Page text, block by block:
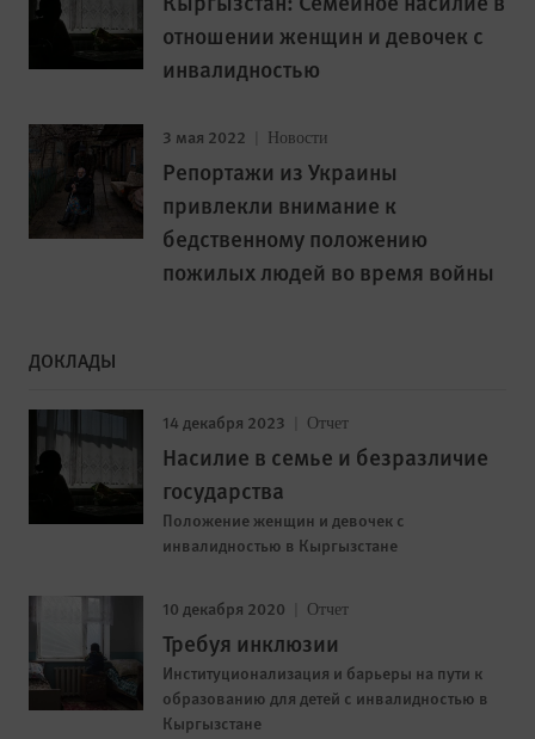
отношении женщин и девочек с
инвалидностью
3 мая 2022 Новости
Репортажи из Украины
привлекли внимание к
бедственному положению
пожилых людей во время войны
ДОКЛАДЫ
14 декабря 2023 Отчет
Насилие в семье и безразличие
государства
Положение женщин и девочек с
инвалидностью в Кыргызстане
10 декабря 2020 Отчет
Требуя инклюзии
Институционализация и барьеры на пути к
образованию для детей с инвалидностью в
Кыргызстане